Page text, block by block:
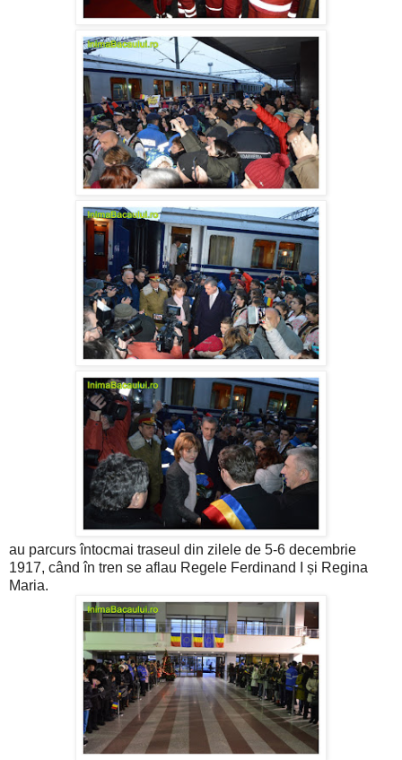
au parcurs întocmai traseul din zilele de 5-6 decembrie
1917, când în tren se aflau Regele Ferdinand I și Regina
Maria.